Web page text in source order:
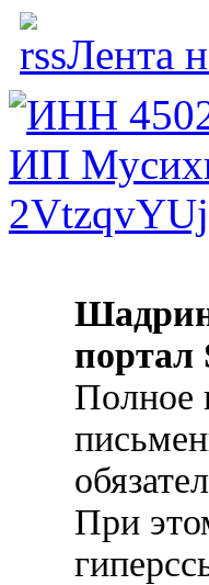
Лента
портал
Полное
При